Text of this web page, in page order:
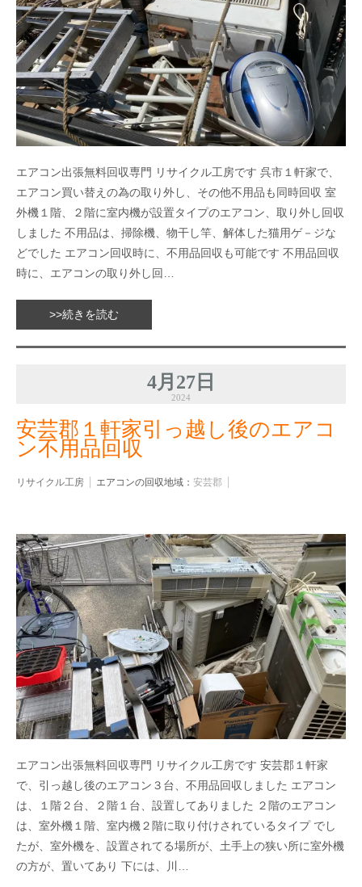
エアコン出張無料回収専門 リサイクル工房です 呉市１軒家で、
エアコン買い替えの為の取り外し、その他不用品も同時回収 室
外機１階、２階に室内機が設置タイプのエアコン、取り外し回収
しました 不用品は、掃除機、物干し竿、解体した猫用ゲ－ジな
どでした エアコン回収時に、不用品回収も可能です 不用品回収
時に、エアコンの取り外し回…
>>続きを読む
4月27日
2024
安芸郡１軒家引っ越し後のエアコ
ン不用品回収
リサイクル工房 エアコンの回収地域： 安芸郡
エアコン出張無料回収専門 リサイクル工房です 安芸郡１軒家
で、引っ越し後のエアコン３台、不用品回収しました エアコン
は、１階２台、２階１台、設置してありました ２階のエアコン
は、室外機１階、室内機２階に取り付けされているタイプ でし
たが、室外機を、設置されてる場所が、土手上の狭い所に室外機
の方が、置いてあり 下には、川…